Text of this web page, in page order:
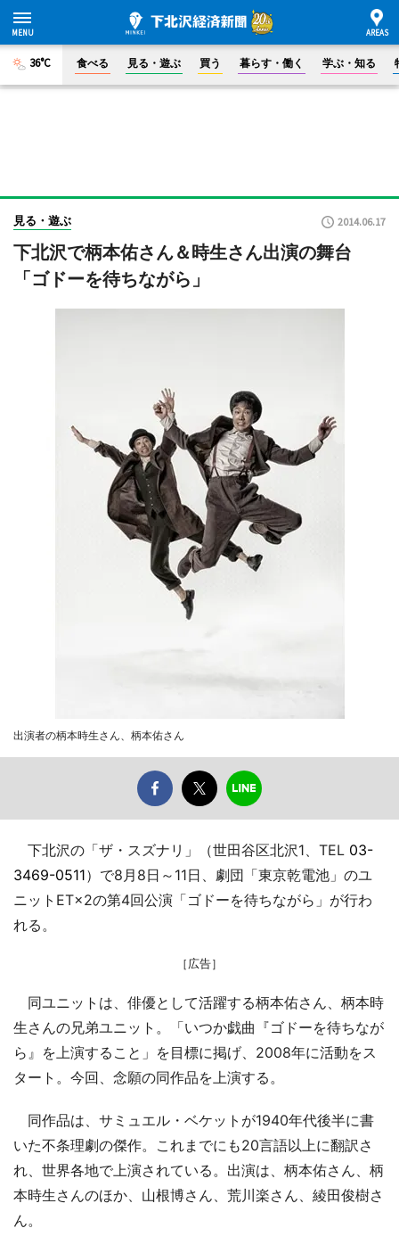
36°C 食べる 見る・遊ぶ 買う 暮らす・働く 学ぶ・知る
見る・遊ぶ 2014.06.17
下北沢で柄本佑さん＆時生さん出演の舞台
「ゴドーを待ちながら」
出演者の柄本時生さん、柄本佑さん
下北沢の「ザ・スズナリ」（世田谷区北沢1、TEL 03-
3469-0511）で8月8日～11日、劇団「東京乾電池」のユ
ニットET×2の第4回公演「ゴドーを待ちながら」が行わ
れる。
［広告］
同ユニットは、俳優として活躍する柄本佑さん、柄本時
生さんの兄弟ユニット。「いつか戯曲『ゴドーを待ちなが
ら』を上演すること」を目標に掲げ、2008年に活動をス
タート。今回、念願の同作品を上演する。
同作品は、サミュエル・ベケットが1940年代後半に書
いた不条理劇の傑作。これまでにも20言語以上に翻訳さ
れ、世界各地で上演されている。出演は、柄本佑さん、柄
本時生さんのほか、山根博さん、荒川楽さん、綾田俊樹さ
ん。